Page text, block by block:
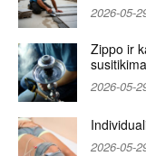
2026-05-
Zippo ir
2026-05-
2026-05-